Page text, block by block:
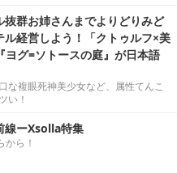
抜群お姉さんまでよりどりみど
ル経営しよう！「クトゥルフ×美
ヨグ=ソトースの庭』が日本語
な複眼死神美少女など、属性てんこ
い！
線ーXsolla特集
ら！